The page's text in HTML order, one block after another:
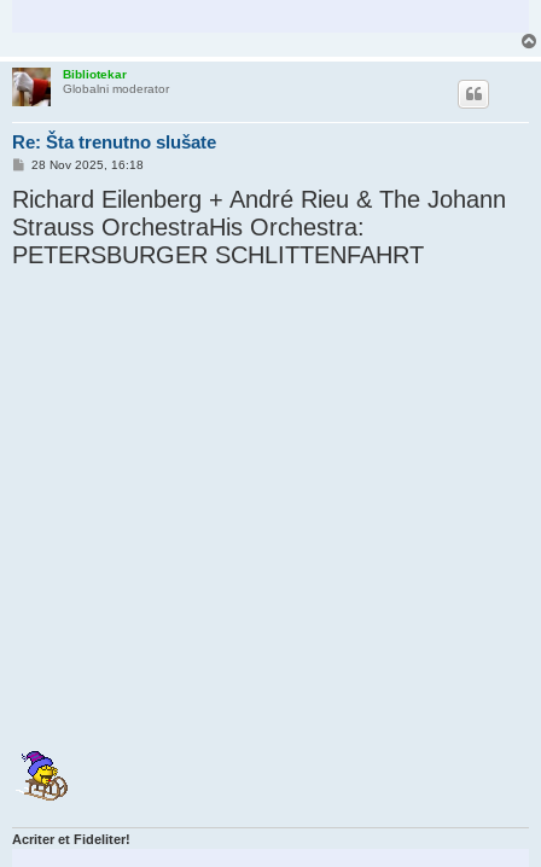
Bibliotekar
Globalni moderator
Re: Šta trenutno slušate
P
s
t
28 Nov 2025, 16:18
Richard Eilenberg + André Rieu & The Johann
Strauss OrchestraHis Orchestra:
PETERSBURGER SCHLITTENFAHRT
Acriter et Fideliter!